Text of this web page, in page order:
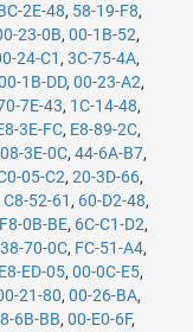
2E-48, 58-19-F8,
23-0B, 00-1B-52,
24-C1 , 3C-75-4A,
1B-DD, 00-23-A2,
7E-43, 1C-14-48,
3E-FC, E8-89-2C,
08-3E-0C, 44-6A-B7,
05-C2, 20-3D-66,
C8-52-61 , 60-D2-48,
F8-0B-BE, 6C-C1-D2,
38-70-0C, FC-51-A4,
E8-ED-05, 00-0C-E5,
21-80, 00-26-BA,
6B-BB, 00-E0-6F,